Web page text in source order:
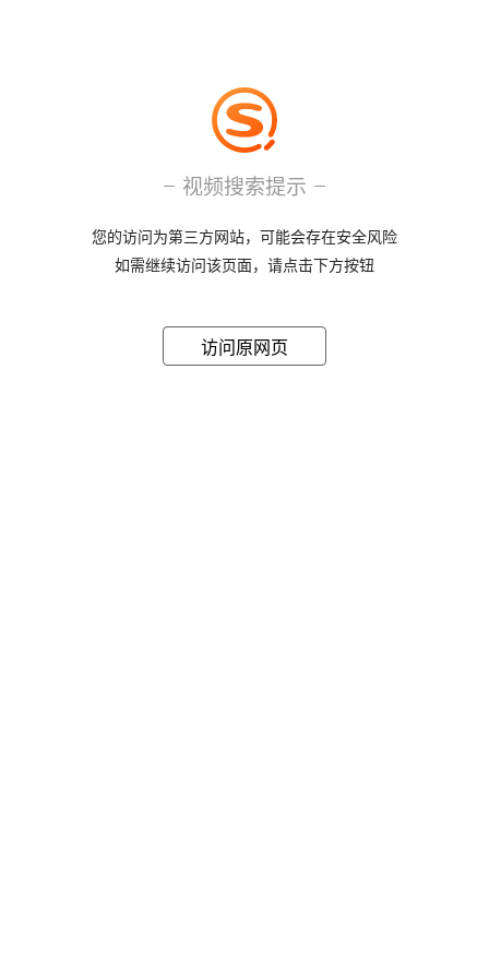
视频搜索提示
您的访问为第三方网站，可能会存在安全风险
如需继续访问该页面，请点击下方按钮
访问原网页